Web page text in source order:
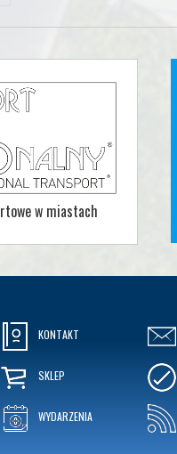
w miastach
KONTAKT
SKLEP
WYDARZENIA